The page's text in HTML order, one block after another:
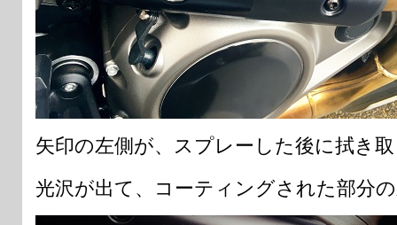
矢印の左側が、スプレーした後に拭き
光沢が出て、コーティングされた部分